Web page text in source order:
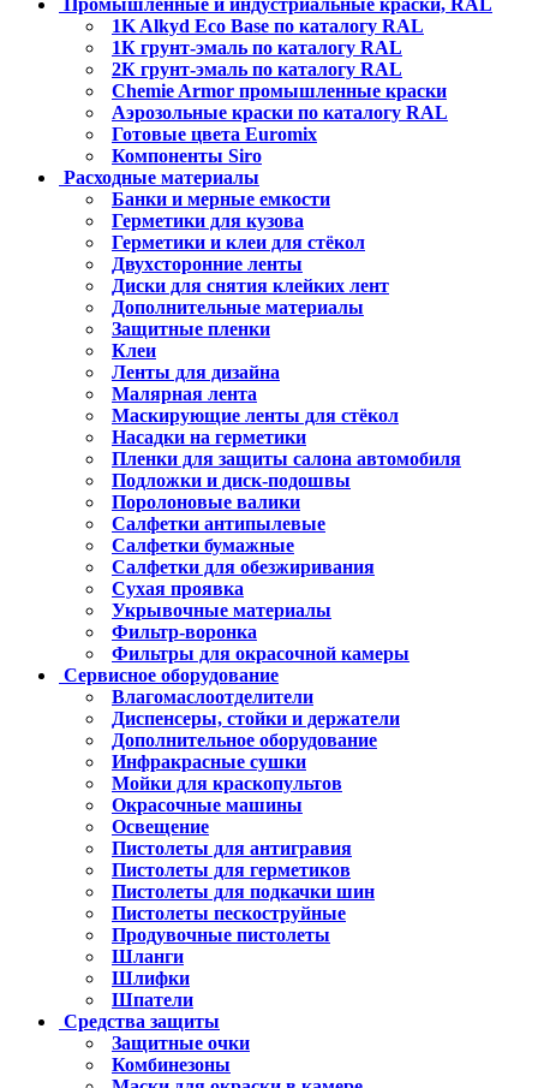
Промышленные и индустриальные краски, RAL
1K Alkyd Eco Base по каталогу RAL
1К грунт-эмаль по каталогу RAL
2К грунт-эмаль по каталогу RAL
Chemie Armor промышленные краски
Аэрозольные краски по каталогу RAL
Готовые цвета Euromix
Компоненты Siro
Расходные материалы
Банки и мерные емкости
Герметики для кузова
Герметики и клеи для стёкол
Двухсторонние ленты
Диски для снятия клейких лент
Дополнительные материалы
Защитные пленки
Клеи
Ленты для дизайна
Малярная лента
Маскирующие ленты для стёкол
Насадки на герметики
Пленки для защиты салона автомобиля
Подложки и диск-подошвы
Поролоновые валики
Салфетки антипылевые
Салфетки бумажные
Салфетки для обезжиривания
Сухая проявка
Укрывочные материалы
Фильтр-воронка
Фильтры для окрасочной камеры
Сервисное оборудование
Влагомаслоотделители
Диспенсеры, стойки и держатели
Дополнительное оборудование
Инфракрасные сушки
Мойки для краскопультов
Окрасочные машины
Освещение
Пистолеты для антигравия
Пистолеты для герметиков
Пистолеты для подкачки шин
Пистолеты пескоструйные
Продувочные пистолеты
Шланги
Шлифки
Шпатели
Средства защиты
Защитные очки
Комбинезоны